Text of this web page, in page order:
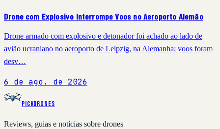
Drone com Explosivo Interrompe Voos no Aeroporto Alemão
Drone armado com explosivo e detonador foi achado ao lado de
avião ucraniano no aeroporto de Leipzig, na Alemanha; voos foram
desv…
6 de ago. de 2026
PickDrones
Reviews, guias e notícias sobre drones